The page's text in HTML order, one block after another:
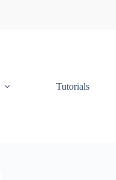
Tutorials